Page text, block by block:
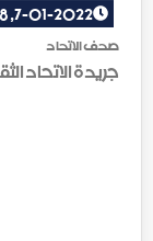
صحف الاتحاد
7-01-2022, 21:28
جريدة الاتحاد